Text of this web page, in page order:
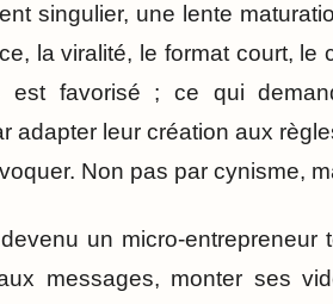
singulier, une lente
la viralité, le format court, le
est favorisé ; ce qui
adapter leur création aux
Non pas par cynisme,
un micro-entrepreneur
messages, monter ses